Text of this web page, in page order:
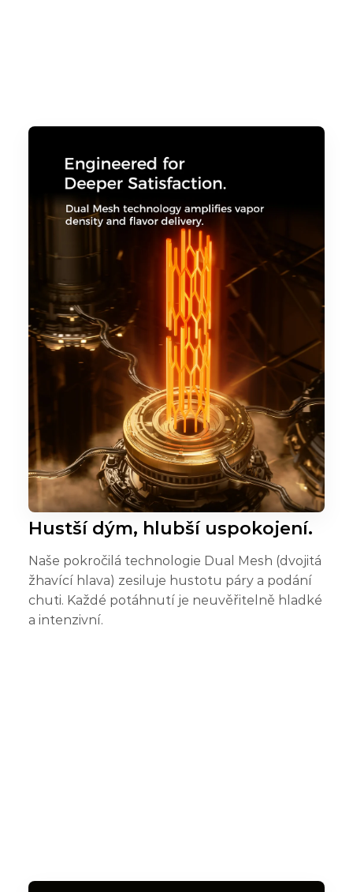
Hustší dým, hlubší uspokojení.
Naše pokročilá technologie Dual Mesh (dvojitá
žhavící hlava) zesiluje hustotu páry a podání
chuti. Každé potáhnutí je neuvěřitelně hladké
a intenzivní.